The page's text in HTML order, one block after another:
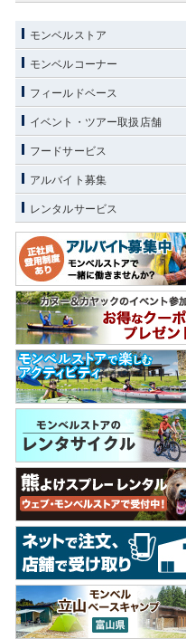
モンベルストア
モンベルコーナー
フィールドベース
イベント・ツアー取扱店舗
フードサービス
アルバイト募集
レンタルサービス